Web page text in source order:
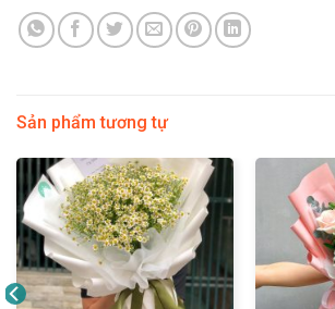
Sản phẩm tương tự